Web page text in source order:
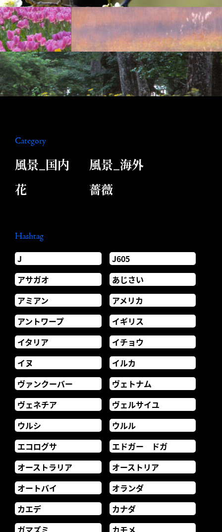
Category
風景_国内
風景_海外
花
薔薇
Hashtag
J
J605
アサガオ
あじさい
アミアン
アメリカ
アントワープ
イギリス
イタリア
イチョウ
イヌ
イルカ
ヴァンクーバー
ヴェトナム
ヴェネチア
ヴェルサイユ
ウルシ
ウルル
エコログサ
エドガー ドガ
オーストラリア
オーストリア
オートバイ
オランダ
カエデ
カナダ